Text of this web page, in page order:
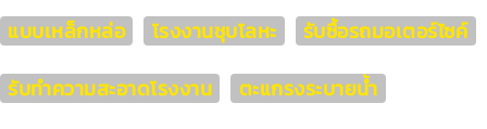
แบบเหล็กหล่อ
โรงงานชุบโลหะ
รับซื้อรถมอเตอร์ไซค์
รับทำความสะอาดโรงงาน
ตะแกรงระบายน้ำ